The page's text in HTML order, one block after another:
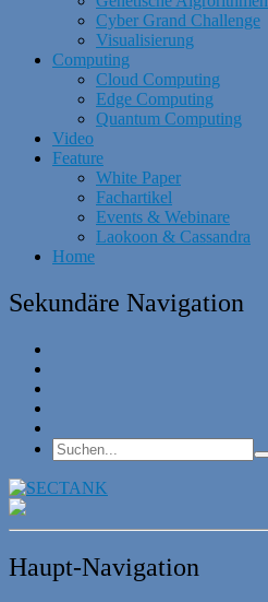
Cyber Grand Challenge
Visualisierung
Computing
Cloud Computing
Edge Computing
Quantum Computing
Video
Feature
White Paper
Fachartikel
Events & Webinare
Laokoon & Cassandra
Home
Sekundäre Navigation
Haupt-Navigation